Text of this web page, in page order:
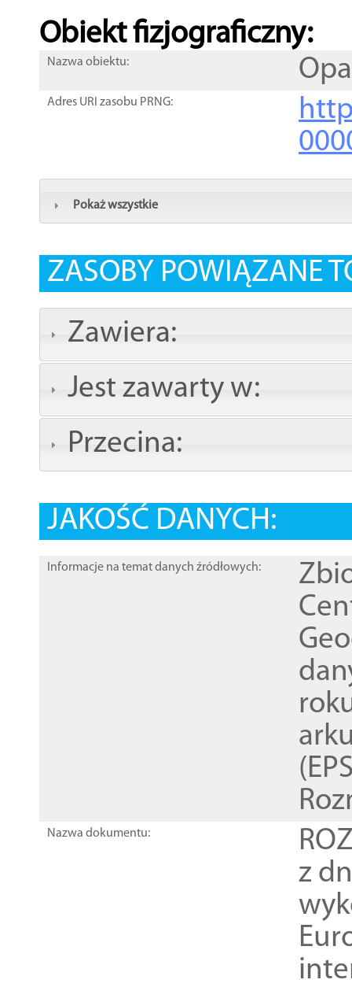
Obiekt fizjograficzny:
Nazwa obiektu:
Adres URI zasobu PRNG:
Pokaż wszystkie
ZASOBY POWIĄZANE
Zawiera:
Jest zawarty w:
Przecina:
JAKOŚĆ DANYCH:
Informacje na temat danych źródłowych:
Nazwa dokumentu:
z